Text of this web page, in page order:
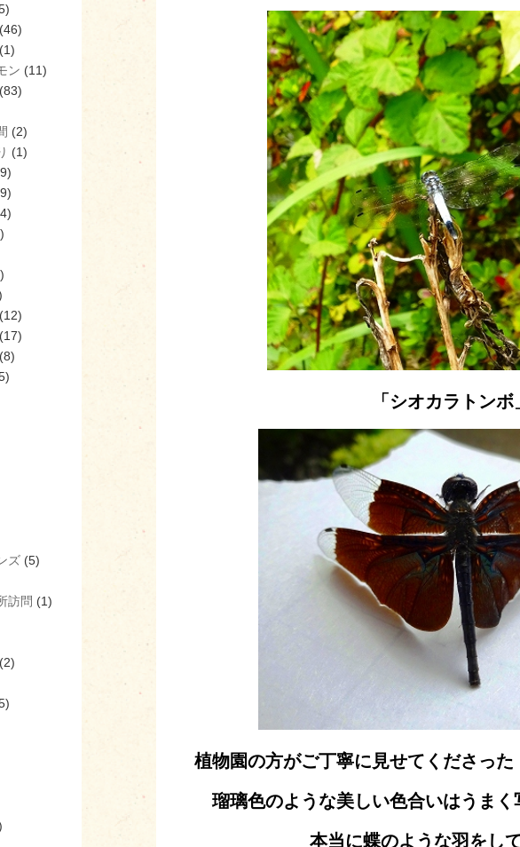
(46)
(1)
ン (11)
(83)
(2)
(1)
(12)
(17)
(8)
ズ (5)
訪問 (1)
(2)
「シオカラトンボ
植物園の方がご丁寧に見せてくださった
瑠璃色のような美しい色合いはうま
本当に蝶のような羽をし